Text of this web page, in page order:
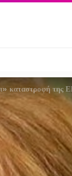
της ΕΕ λόγω